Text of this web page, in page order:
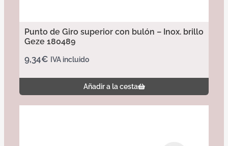
Punto de Giro superior con bulón – Inox. brillo
Geze 180489
9,34€ IVA incluido
Añadir a la cesta